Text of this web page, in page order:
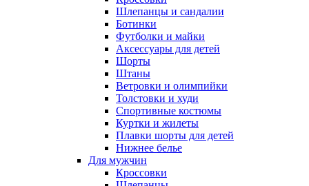
Шлепанцы и сандалии
Ботинки
Футболки и майки
Аксессуары для детей
Шорты
Штаны
Ветровки и олимпийки
Толстовки и худи
Спортивные костюмы
Куртки и жилеты
Плавки шорты для детей
Нижнее белье
Для мужчин
Кроссовки